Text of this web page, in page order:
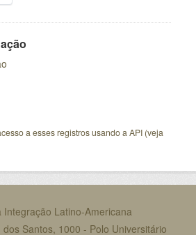
a esses registros usando a API (veja
Latino-Americana
Santos, 1000 - Polo Universitário